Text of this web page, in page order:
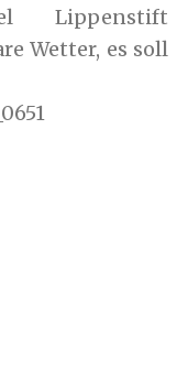
Lippenstift
Wetter, es soll